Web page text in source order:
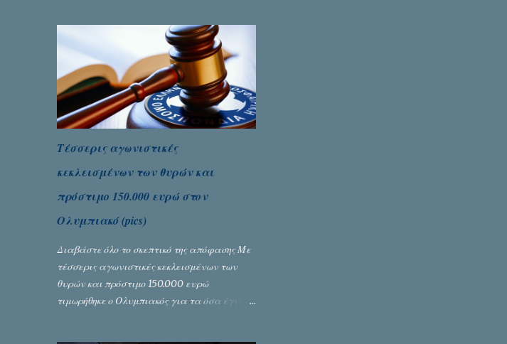
πρωταθλήματος κωφών που διεξήχθη στη
Θεσσανολίκη τις προηγουμενες ημέρες. Πίσω
από την λάμψη και την αποθέωση που
γνώρισαν τα κορίτσια της Αθηνάς Ζέρβα με
την πορεία τους που ολοκληρώθηκε με τη νίκη
τους στον τελικό επί της Λιθουανίας,
δυσάρεστα...
Τέσσερις αγωνιστικές
κεκλεισμένων των θυρών και
πρόστιμο 150.000 ευρώ στον
Ολυμπιακό (pics)
Διαβάστε όλο το σκεπτικό της απόφασης Με
τέσσερις αγωνιστικές κεκλεισμένων των
θυρών και πρόστιμο 150.000 ευρώ
τιμωρήθηκε ο Ολυμπιακός για τα όσα έγιναν